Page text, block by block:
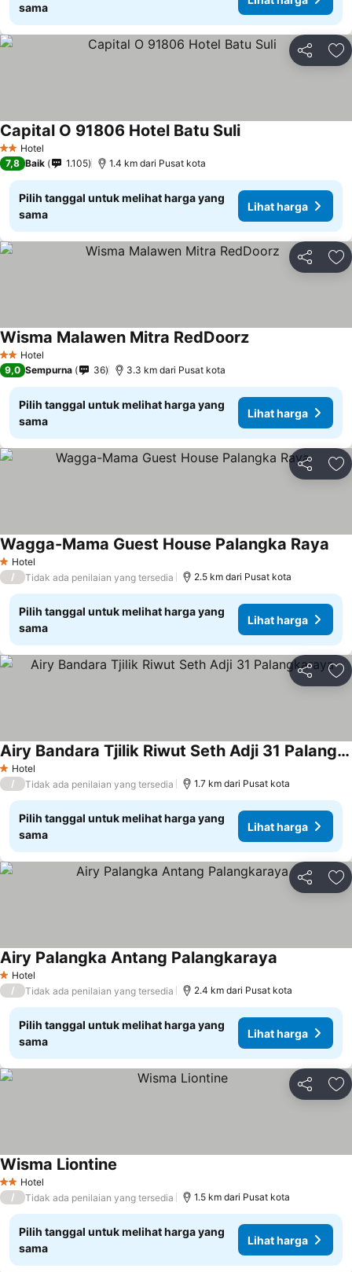
sama
Bagikan
2 Bintang
Hotel
Capital O 91806 Hotel Batu Suli
7,8 Baik 1.105 1.4 km dari Pusat kota
Pilih tanggal untuk melihat harga yang
sama
Lihat harga
Bagikan
2 Bintang
Hotel
Wisma Malawen Mitra RedDoorz
9,0 Sempurna 36 3.3 km dari Pusat kota
Pilih tanggal untuk melihat harga yang
sama
Lihat harga
Bagikan
1 Bintang
Hotel
Wagga-Mama Guest House Palangka Raya
/ Tidak ada penilaian yang tersedia 2.5 km dari Pusat kota
Pilih tanggal untuk melihat harga yang
sama
Lihat harga
Bagikan
1 Bintang
Hotel
Airy Bandara Tjilik Riwut Seth Adji 31 Palangkaraya
/ Tidak ada penilaian yang tersedia 1.7 km dari Pusat kota
Pilih tanggal untuk melihat harga yang
sama
Lihat harga
Bagikan
1 Bintang
Hotel
Airy Palangka Antang Palangkaraya
/ Tidak ada penilaian yang tersedia 2.4 km dari Pusat kota
Pilih tanggal untuk melihat harga yang
sama
Lihat harga
Bagikan
2 Bintang
Hotel
Wisma Liontine
/ Tidak ada penilaian yang tersedia 1.5 km dari Pusat kota
Pilih tanggal untuk melihat harga yang
sama
Lihat harga